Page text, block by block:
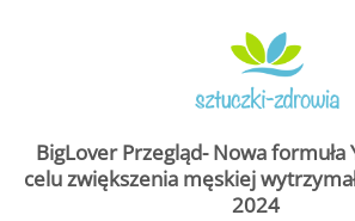
BigLover Przegląd- Nowa formuła
celu zwiększenia męskiej
2024